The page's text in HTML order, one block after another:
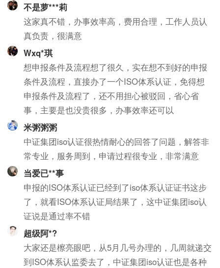
不是萝***莉
这家真不错，办事效率高，费用合理，工作人员认
真负责，很满意
Wxq*琪
想申报条件及流程想了很久，实在想不到好的申报
条件及流程，直接办了一个ISO体系认证，免得想
申报条件及流程了，还不用担心被驳回，省心省
事，主要是也没贵很多，办事效率还可以
米粥粥粥
中证集团iso认证很热情耐心的回答了问题，解答非
常专业，服务周到，申请过程很专业，非常满意
当爱已**事
申报的ISO体系认证已经到了iso体系认证证书这步
了，就看ISO体系认证局结果了，这中证集团iso认
证说是通过率不错
超级阿*?
大家还是檫亮眼吧，从5月几号办理的，几周就递交
到ISO体系认监委去了，中证集团iso认证也是各种